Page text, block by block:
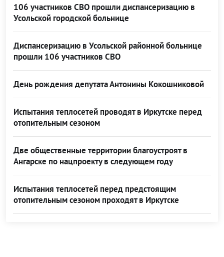
106 участников СВО прошли диспансеризацию в
Усольской городской больнице
Диспансеризацию в Усольской районной больнице
прошли 106 участников СВО
День рождения депутата Антонины Кокошниковой
Испытания теплосетей проводят в Иркутске перед
отопительным сезоном
Две общественные территории благоустроят в
Ангарске по нацпроекту в следующем году
Испытания теплосетей перед предстоящим
отопительным сезоном проходят в Иркутске